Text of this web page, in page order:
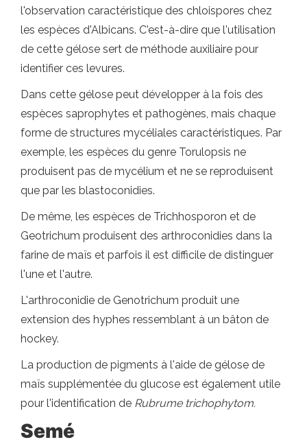
l'observation caractéristique des chloispores chez
les espèces d'Albicans. C'est-à-dire que l'utilisation
de cette gélose sert de méthode auxiliaire pour
identifier ces levures.
Dans cette gélose peut développer à la fois des
espèces saprophytes et pathogènes, mais chaque
forme de structures mycéliales caractéristiques. Par
exemple, les espèces du genre Torulopsis ne
produisent pas de mycélium et ne se reproduisent
que par les blastoconidies.
De même, les espèces de Trichhosporon et de
Geotrichum produisent des arthroconidies dans la
farine de maïs et parfois il est difficile de distinguer
l'une et l'autre.
L'arthroconidie de Genotrichum produit une
extension des hyphes ressemblant à un bâton de
hockey.
La production de pigments à l'aide de gélose de
maïs supplémentée du glucose est également utile
pour l'identification de Rubrume trichophytom.
Semé